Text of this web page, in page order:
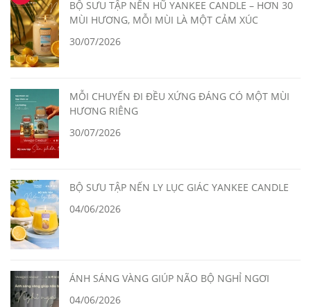
BỘ SƯU TẬP NẾN HŨ YANKEE CANDLE – HƠN 30
MÙI HƯƠNG, MỖI MÙI LÀ MỘT CẢM XÚC
30/07/2026
MỖI CHUYẾN ĐI ĐỀU XỨNG ĐÁNG CÓ MỘT MÙI
HƯƠNG RIÊNG
30/07/2026
BỘ SƯU TẬP NẾN LY LỤC GIÁC YANKEE CANDLE
04/06/2026
ÁNH SÁNG VÀNG GIÚP NÃO BỘ NGHỈ NGƠI
04/06/2026